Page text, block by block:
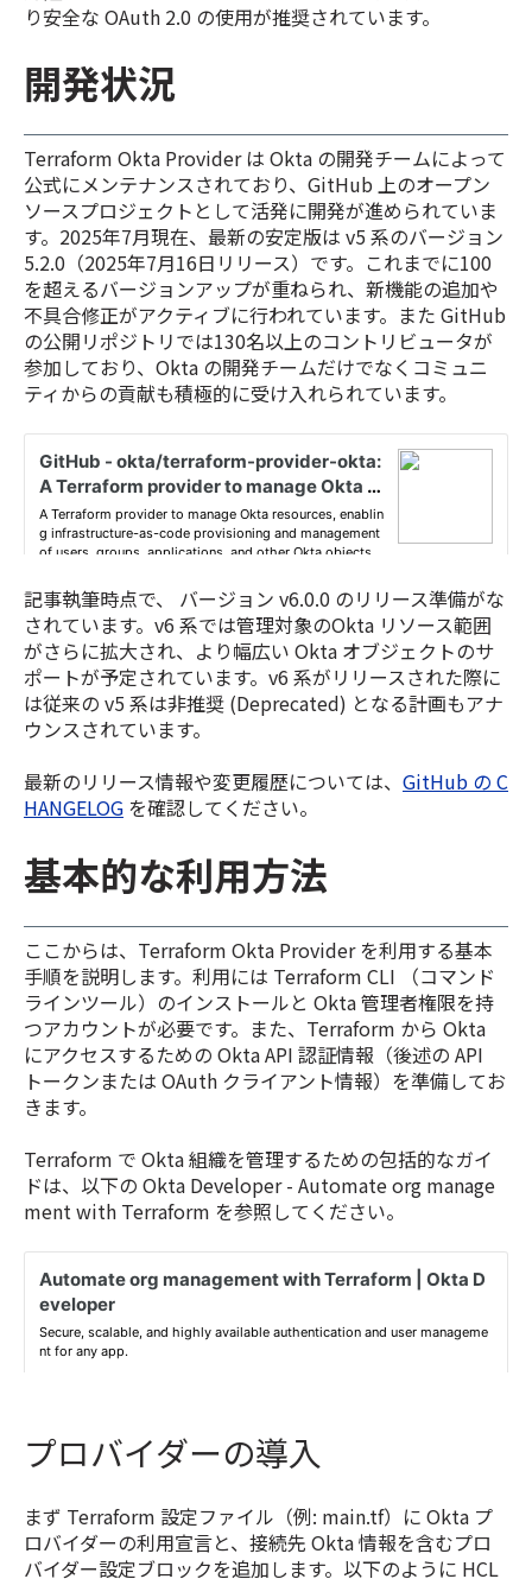
り安全な OAuth 2.0 の使用が推奨されています。
開発状況
Terraform Okta Provider は Okta の開発チームによって
公式にメンテナンスされており、GitHub 上のオープン
ソースプロジェクトとして活発に開発が進められていま
す。2025年7月現在、最新の安定版は v5 系のバージョン
5.2.0（2025年7月16日リリース）です。これまでに100
を超えるバージョンアップが重ねられ、新機能の追加や
不具合修正がアクティブに行われています。また GitHub
の公開リポジトリでは130名以上のコントリビュータが
参加しており、Okta の開発チームだけでなくコミュニ
ティからの貢献も積極的に受け入れられています。
記事執筆時点で、 バージョン v6.0.0 のリリース準備がな
されています。v6 系では管理対象のOkta リソース範囲
がさらに拡大され、より幅広い Okta オブジェクトのサ
ポートが予定されています。v6 系がリリースされた際に
は従来の v5 系は非推奨 (Deprecated) となる計画もアナ
ウンスされています。
最新のリリース情報や変更履歴については、 GitHub の C
HANGELOG を確認してください。
基本的な利用方法
ここからは、Terraform Okta Provider を利用する基本
手順を説明します。利用には Terraform CLI （コマンド
ラインツール）のインストールと Okta 管理者権限を持
つアカウントが必要です。また、Terraform から Okta
にアクセスするための Okta API 認証情報（後述の API
トークンまたは OAuth クライアント情報）を準備してお
きます。
Terraform で Okta 組織を管理するための包括的なガイ
ドは、以下の Okta Developer - Automate org manage
ment with Terraform を参照してください。
プロバイダーの導入
まず Terraform 設定ファイル（例: main.tf）に Okta プ
ロバイダーの利用宣言と、接続先 Okta 情報を含むプロ
バイダー設定ブロックを追加します。以下のように HCL